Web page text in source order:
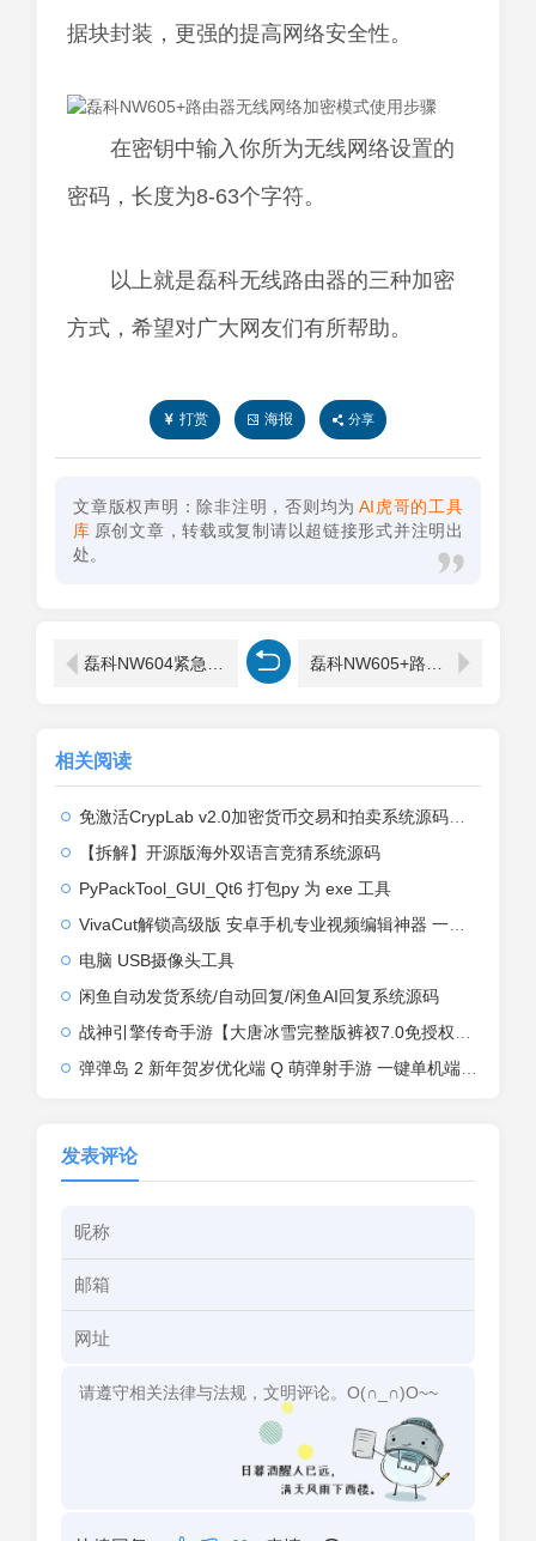
据块封装，更强的提高网络安全性。
在密钥中输入你所为无线网络设置的
密码，长度为8-63个字符。
以上就是磊科无线路由器的三种加密
方式，希望对广大网友们有所帮助。
打赏 海报 分享
文章版权声明：除非注明，否则均为 AI虎哥的工具
库 原创文章，转载或复制请以超链接形式并注明出
处。
相关阅读
免激活CrypLab v2.0加密货币交易和拍卖系统源码，前台新增中文后台全部汉化
【拆解】开源版海外双语言竞猜系统源码
PyPackTool_GUI_Qt6 打包py 为 exe 工具
VivaCut解锁高级版 安卓手机专业视频编辑神器 一键式AI加持
电脑 USB摄像头工具
闲鱼自动发货系统/自动回复/闲鱼AI回复系统源码
战神引擎传奇手游【大唐冰雪完整版裤衩7.0免授权】2026整理特色服务端+寒冬之城+万象古城+天威大陆+大唐盛世【站长亲测】
弹弹岛 2 新年贺岁优化端 Q 萌弹射手游 一键单机端 + Linux 手工端 + GM 后台 + 安卓 iOS 双端带教程
发表评论